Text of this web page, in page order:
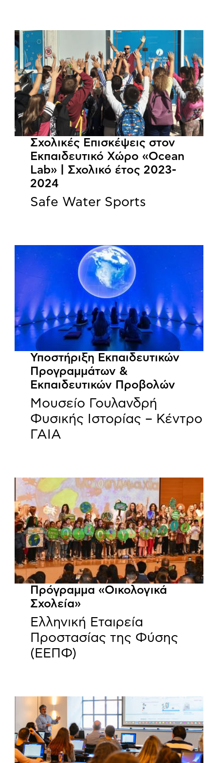
Σχολικές Επισκέψεις στον
Εκπαιδευτικό Χώρο «Ocean
Lab» | Σχολικό έτος 2023-
2024
Safe Water Sports
Υποστήριξη Εκπαιδευτικών
Προγραμμάτων &
Εκπαιδευτικών Προβολών
Μουσείο Γουλανδρή
Φυσικής Ιστορίας – Κέντρο
ΓΑΙΑ
Πρόγραμμα «Οικολογικά
Σχολεία»
Ελληνική Εταιρεία
Προστασίας της Φύσης
(ΕΕΠΦ)